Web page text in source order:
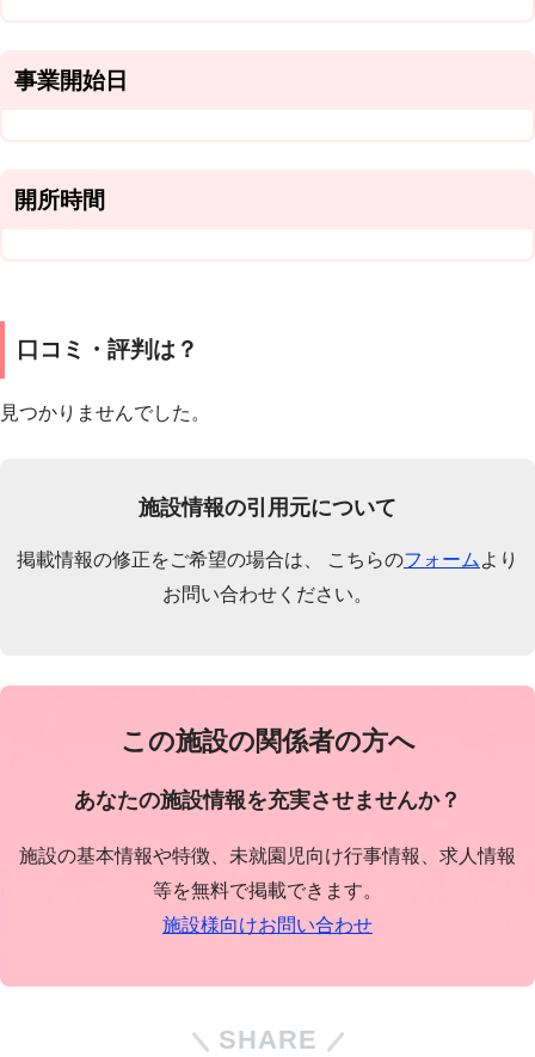
事業開始日
開所時間
口コミ・評判は？
見つかりませんでした。
施設情報の引用元について
掲載情報の修正をご希望の場合は、 こちらのフォーム より
お問い合わせください。
この施設の関係者の方へ
あなたの施設情報を充実させませんか？
施設の基本情報や特徴、未就園児向け行事情報、求人情報
等を無料で掲載できます。
施設様向けお問い合わせ
SHARE